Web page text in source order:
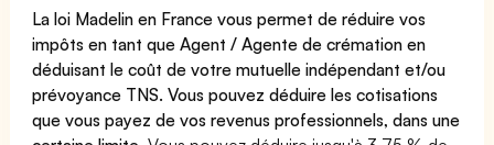
La loi Madelin en France vous permet de réduire vos
impôts en tant que Agent / Agente de crémation en
déduisant le coût de votre mutuelle indépendant et/ou
prévoyance TNS. Vous pouvez déduire les cotisations
que vous payez de vos revenus professionnels, dans une